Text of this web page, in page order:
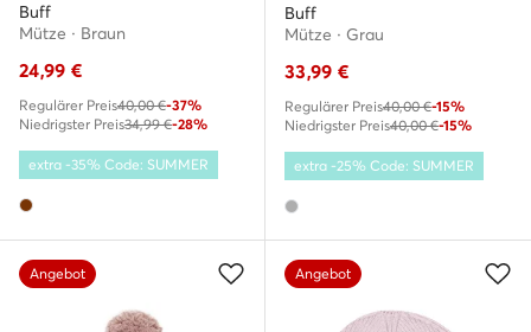
Buff
Mütze · Braun
24,99 €
Regulärer Preis40,00 €-37%
Niedrigster Preis34,99 €-28%
extra -35% Code: SUMMER
Buff
Mütze · Grau
33,99 €
Regulärer Preis40,00 €-15%
Niedrigster Preis40,00 €-15%
extra -25% Code: SUMMER
Angebot Angebot